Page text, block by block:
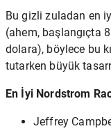
Bu gizli zuladan en
(ahem, başlangıçta
dolara), böylece bu
tutarken büyük
En İyi Nordstrom
Jeffrey